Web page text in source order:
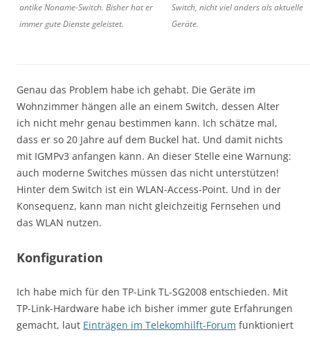
antike Noname-Switch. Bisher hat er
immer gute Dienste geleistet.
Switch, nicht viel anders als aktuelle
Geräte.
Genau das Problem habe ich gehabt. Die Geräte im
Wohnzimmer hängen alle an einem Switch, dessen Alter
ich nicht mehr genau bestimmen kann. Ich schätze mal,
dass er so 20 Jahre auf dem Buckel hat. Und damit nichts
mit IGMPv3 anfangen kann. An dieser Stelle eine Warnung:
auch moderne Switches müssen das nicht unterstützen!
Hinter dem Switch ist ein WLAN-Access-Point. Und in der
Konsequenz, kann man nicht gleichzeitig Fernsehen und
das WLAN nutzen.
Konfiguration
Ich habe mich für den TP-Link TL-SG2008 entschieden. Mit
TP-Link-Hardware habe ich bisher immer gute Erfahrungen
gemacht, laut Einträgen im Telekomhilft-Forum funktioniert